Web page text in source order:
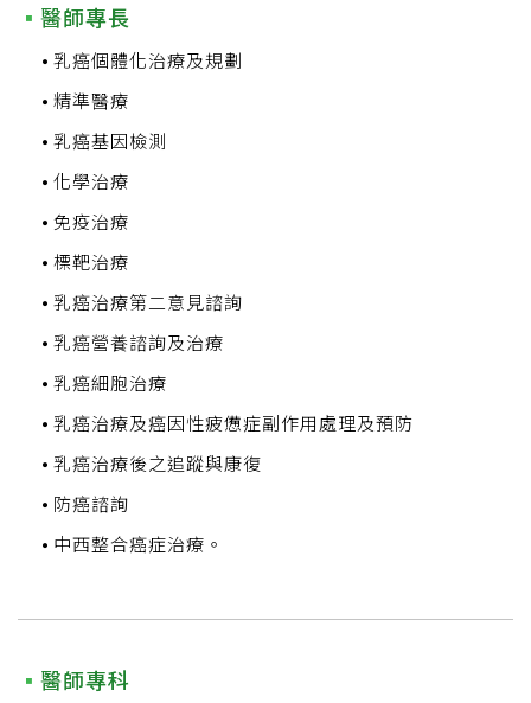
醫師專長
乳癌個體化治療及規劃
精準醫療
乳癌基因檢測
化學治療
免疫治療
標靶治療
乳癌治療第二意見諮詢
乳癌營養諮詢及治療
乳癌細胞治療
乳癌治療及癌因性疲憊症副作用處理及預防
乳癌治療後之追蹤與康復
防癌諮詢
中西整合癌症治療。
醫師專科